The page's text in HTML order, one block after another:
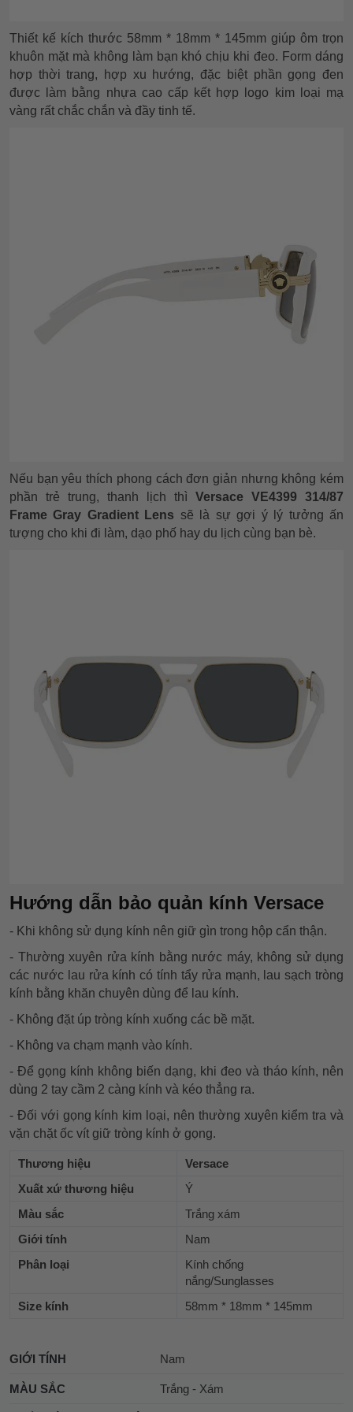
Thiết kế kích thước 58mm * 18mm * 145mm giúp ôm trọn
khuôn mặt mà không làm bạn khó chịu khi đeo. Form dáng
hợp thời trang, hợp xu hướng, đặc biệt phần gọng đen
được làm bằng nhựa cao cấp kết hợp logo kim loại mạ
vàng rất chắc chắn và đầy tinh tế.
Nếu bạn yêu thích phong cách đơn giản nhưng không kém
phần trẻ trung, thanh lịch thì Versace VE4399 314/87
Frame Gray Gradient Lens sẽ là sự gợi ý lý tưởng ấn
tượng cho khi đi làm, dạo phố hay du lịch cùng bạn bè.
Hướng dẫn bảo quản kính Versace
- Khi không sử dụng kính nên giữ gìn trong hộp cẩn thận.
- Thường xuyên rửa kính bằng nước máy, không sử dụng
các nước lau rửa kính có tính tẩy rửa mạnh, lau sạch tròng
kính bằng khăn chuyên dùng để lau kính.
- Không đặt úp tròng kính xuống các bề mặt.
- Không va chạm mạnh vào kính.
- Để gọng kính không biến dạng, khi đeo và tháo kính, nên
dùng 2 tay cầm 2 càng kính và kéo thẳng ra.
- Đối với gọng kính kim loại, nên thường xuyên kiểm tra và
vặn chặt ốc vít giữ tròng kính ở gọng.
Thương hiệu
Versace
Xuất xứ thương hiệu
Ý
Màu sắc
Trắng xám
Giới tính
Nam
Phân loại
Kính chống
nắng/Sunglasses
Size kính
58mm * 18mm * 145mm
GIỚI TÍNH Nam
MÀU SẮC Trắng - Xám